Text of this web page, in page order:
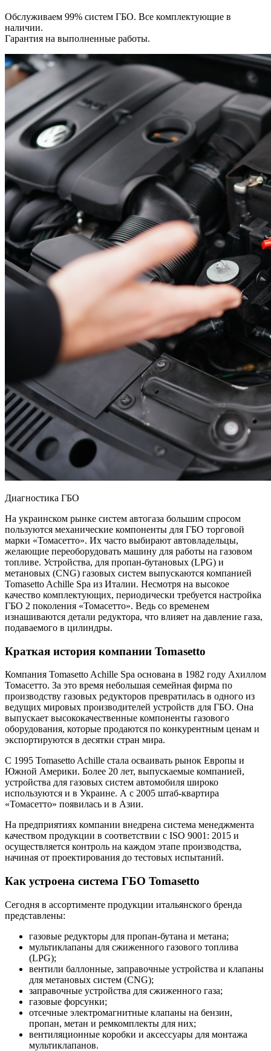
Обслуживаем 99% систем ГБО. Все комплектующие в
наличии.
Гарантия на выполненные работы.
Диагностика ГБО
На украинском рынке систем автогаза большим спросом
пользуются механические компоненты для ГБО торговой
марки «Томасетто». Их часто выбирают автовладельцы,
желающие переоборудовать машину для работы на газовом
топливе. Устройства, для пропан-бутановых (LPG) и
метановых (CNG) газовых систем выпускаются компанией
Tomasetto Achille Spa из Италии. Несмотря на высокое
качество комплектующих, периодически требуется настройка
ГБО 2 поколения «Томасетто». Ведь со временем
изнашиваются детали редуктора, что влияет на давление газа,
подаваемого в цилиндры.
Краткая история компании Tomasetto
Компания Tomasetto Achille Spa основана в 1982 году Ахиллом
Томасетто. За это время небольшая семейная фирма по
производству газовых редукторов превратилась в одного из
ведущих мировых производителей устройств для ГБО. Она
выпускает высококачественные компоненты газового
оборудования, которые продаются по конкурентным ценам и
экспортируются в десятки стран мира.
С 1995 Tomasetto Achille стала осваивать рынок Европы и
Южной Америки. Более 20 лет, выпускаемые компанией,
устройства для газовых систем автомобиля широко
используются и в Украине. А с 2005 штаб-квартира
«Томасетто» появилась и в Азии.
На предприятиях компании внедрена система менеджмента
качеством продукции в соответствии с ISO 9001: 2015 и
осуществляется контроль на каждом этапе производства,
начиная от проектирования до тестовых испытаний.
Как устроена система ГБО Tomasetto
Сегодня в ассортименте продукции итальянского бренда
представлены:
газовые редукторы для пропан-бутана и метана;
мультиклапаны для сжиженного газового топлива
(LPG);
вентили баллонные, заправочные устройства и клапаны
для метановых систем (CNG);
заправочные устройства для сжиженного газа;
газовые форсунки;
отсечные электромагнитные клапаны на бензин,
пропан, метан и ремкомплекты для них;
вентиляционные коробки и аксессуары для монтажа
мультиклапанов.